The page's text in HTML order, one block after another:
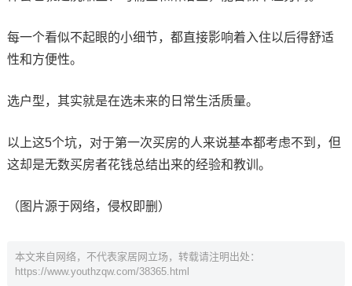
每一个看似不起眼的小细节，都直接影响着入住以后得舒适
性和方便性。
选户型，其实就是在选未来的日常生活质量。
以上这5个坑，对于第一次买房的人来说基本都考虑不到，但
这却是无数买房者花钱总结出来的经验和教训。
（图片源于网络，侵权即删）
本文来自网络，不代表家居网立场，转载请注明出处：
https://www.youthzqw.com/38365.html